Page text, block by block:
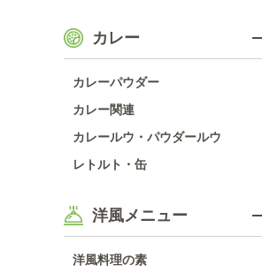
カレー
カレーパウダー
カレー関連
カレールウ・パウダールウ
レトルト・缶
洋風メニュー
洋風料理の素